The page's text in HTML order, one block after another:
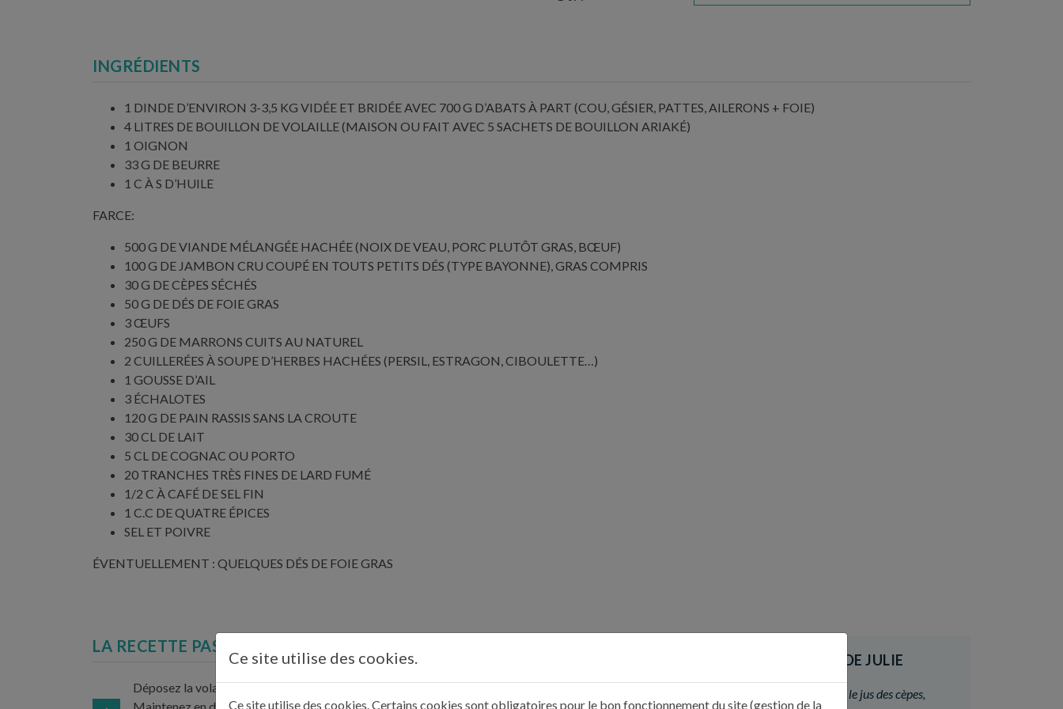
INGRÉDIENTS
1 DINDE D’ENVIRON 3-3,5 KG VIDÉE ET BRIDÉE AVEC 700 G D’ABATS À PART (COU, GÉSIER, PATTES, AILERONS + FOIE)
4 LITRES DE BOUILLON DE VOLAILLE (MAISON OU FAIT AVEC 5 SACHETS DE BOUILLON ARIAKÉ)
1 OIGNON
33 G DE BEURRE
1 C À S D’HUILE
FARCE:
500 G DE VIANDE MÉLANGÉE HACHÉE (NOIX DE VEAU, PORC PLUTÔT GRAS, BŒUF)
100 G DE JAMBON CRU COUPÉ EN TOUTS PETITS DÉS (TYPE BAYONNE), GRAS COMPRIS
30 G DE CÈPES SÉCHÉS
50 G DE DÉS DE FOIE GRAS
3 ŒUFS
250 G DE MARRONS CUITS AU NATUREL
2 CUILLERÉES À SOUPE D’HERBES HACHÉES (PERSIL, ESTRAGON, CIBOULETTE…)
1 GOUSSE D’AIL
3 ÉCHALOTES
120 G DE PAIN RASSIS SANS LA CROUTE
30 CL DE LAIT
5 CL DE COGNAC OU PORTO
20 TRANCHES TRÈS FINES DE LARD FUMÉ
1/2 C À CAFÉ DE SEL FIN
1 C.C DE QUATRE ÉPICES
SEL ET POIVRE
ÉVENTUELLEMENT : QUELQUES DÉS DE FOIE GRAS
LA RECETTE PAS À PAS...
Déposez la volaille dans un faitout recouvrez de bouillon de volaille froid (ou d’eau à défaut).
LE CONSEIL DE JULIE
Ne jetez surtout pas le jus des cèpes,
Ce site utilise des cookies.
Ce site utilise des cookies. Certains cookies sont obligatoires pour le bon fonctionnement du site (gestion de la